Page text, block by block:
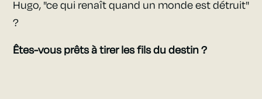
Hugo, "ce qui renaît quand un monde est détruit"
?
Êtes-vous prêts à tirer les fils du destin ?